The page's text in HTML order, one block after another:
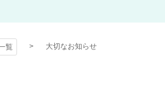
覧 大切なお知らせ